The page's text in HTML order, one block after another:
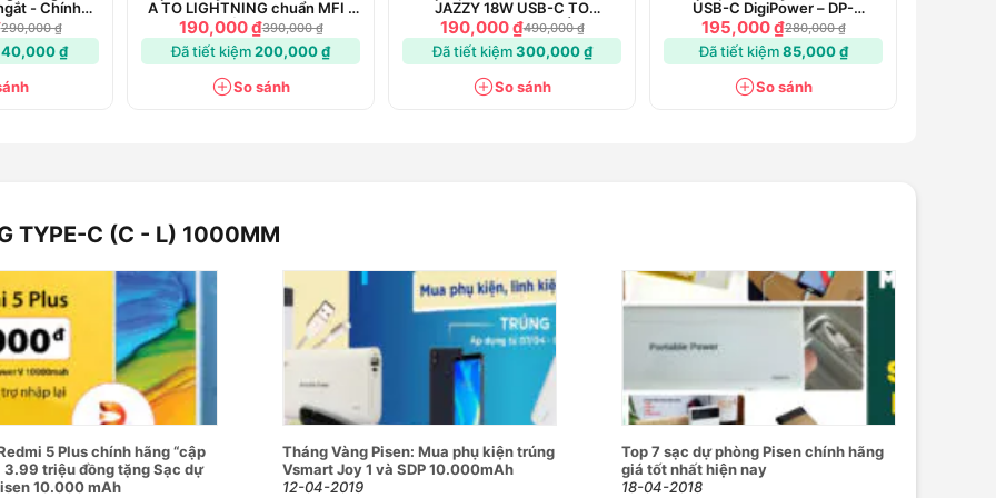
- Chính
290,000 ₫
₫
A TO LIGHTNING chuẩn MFI -
Chính hãng
190,000 ₫390,000 ₫
Đã tiết kiệm200,000 ₫
So sánh
JAZZY 18W USB-C TO
LIGHTNING 1.2M chuẩn MFI
190,000 ₫490,000 ₫
Đã tiết kiệm300,000 ₫
So sánh
USB-C DigiPower – DP-
CC1001TG
195,000 ₫280,000 ₫
Đã tiết kiệm85,000 ₫
So sánh
TYPE-C (C - L) 1000MM
5 Plus chính hãng “cập
3.99 triệu đồng tặng Sạc dự
10.000 mAh
Tháng Vàng Pisen: Mua phụ kiện trúng
Vsmart Joy 1 và SDP 10.000mAh
12-04-2019
Top 7 sạc dự phòng Pisen chính hãng
giá tốt nhất hiện nay
18-04-2018